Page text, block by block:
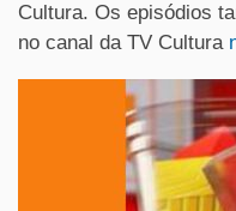
Cultura. Os episódios
no canal da TV Cultura